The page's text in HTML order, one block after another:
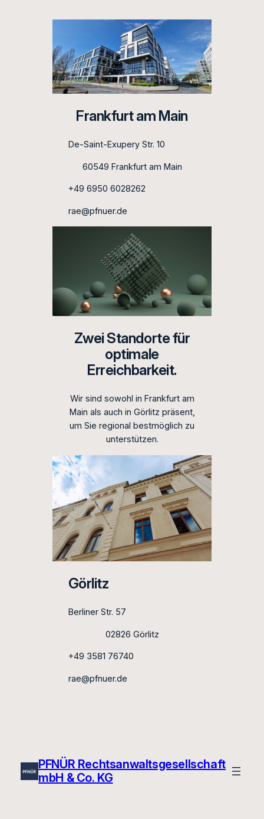
Frankfurt am Main
De-Saint-Exupery Str. 10
60549 Frankfurt am Main
+49 6950 6028262
rae@pfnuer.de
Zwei Standorte für
optimale
Erreichbarkeit.
Wir sind sowohl in Frankfurt am
Main als auch in Görlitz präsent,
um Sie regional bestmöglich zu
unterstützen.
Görlitz
Berliner Str. 57
02826 Görlitz
+49 3581 76740
rae@pfnuer.de
PFNÜR Rechtsanwaltsgesellschaft
mbH & Co. KG